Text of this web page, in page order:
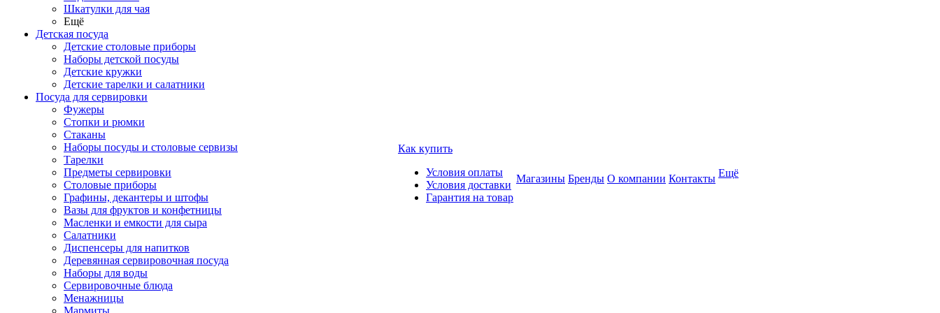
Шкатулки для чая
Ещё
Детская посуда
Детские столовые приборы
Наборы детской посуды
Детские кружки
Детские тарелки и салатники
Посуда для сервировки
Фужеры
Стопки и рюмки
Стаканы
Наборы посуды и столовые сервизы
Тарелки
Предметы сервировки
Столовые приборы
Графины, декантеры и штофы
Вазы для фруктов и конфетницы
Масленки и емкости для сыра
Салатники
Диспенсеры для напитков
Деревянная сервировочная посуда
Наборы для воды
Сервировочные блюда
Менажницы
Мармиты
Как купить
Условия оплаты
Условия доставки
Гарантия на товар
Магазины Бренды О компании Контакты Ещё